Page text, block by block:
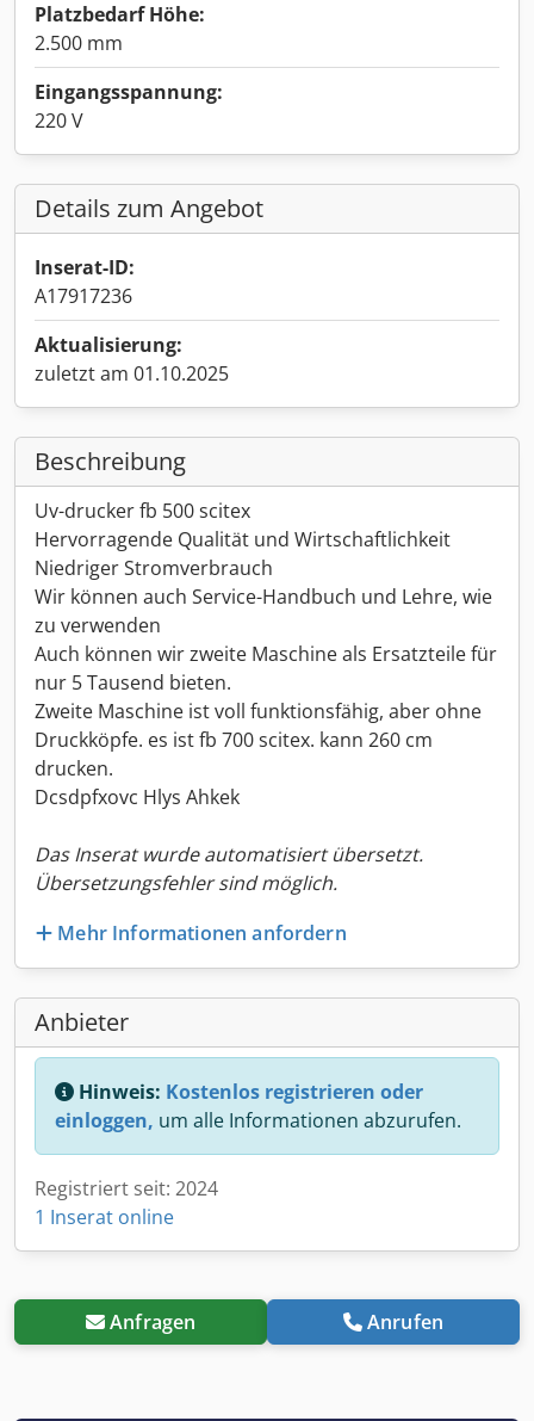
Platzbedarf Höhe:
2.500 mm
Eingangsspannung:
220 V
Details zum Angebot
Inserat-ID:
A17917236
Aktualisierung:
zuletzt am 01.10.2025
Beschreibung
Uv-drucker fb 500 scitex
Hervorragende Qualität und Wirtschaftlichkeit
Niedriger Stromverbrauch
Wir können auch Service-Handbuch und Lehre, wie
zu verwenden
Auch können wir zweite Maschine als Ersatzteile für
nur 5 Tausend bieten.
Zweite Maschine ist voll funktionsfähig, aber ohne
Druckköpfe. es ist fb 700 scitex. kann 260 cm
drucken.
Dcsdpfxovc Hlys Ahkek
Das Inserat wurde automatisiert übersetzt.
Übersetzungsfehler sind möglich.
Mehr Informationen anfordern
Anbieter
Hinweis: Kostenlos registrieren oder
einloggen, um alle Informationen abzurufen.
Registriert seit: 2024
1 Inserat online
Anfragen Anrufen